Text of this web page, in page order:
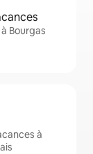
Bourgas
à